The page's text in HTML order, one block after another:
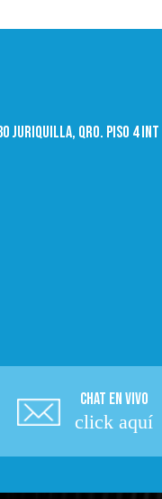
Juriquilla, Qro. Piso 4
CHAT EN VIVO
click aquí